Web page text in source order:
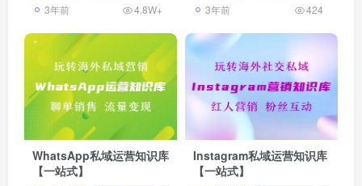
3年前 4.8W+ 3年前 424
WhatsApp私域运营知识库
【一站式】
Instagram私域运营知识库
【一站式】